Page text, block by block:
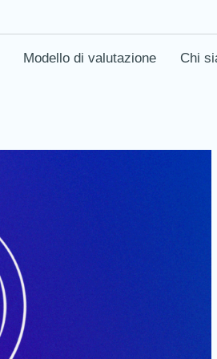
Modello di valutazione Chi